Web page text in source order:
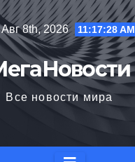
8th, 2026 11:17:29 AM
Все новости мира